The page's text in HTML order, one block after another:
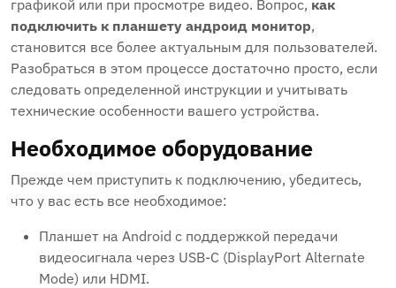
графикой или при просмотре видео. Вопрос, как
подключить к планшету андроид монитор,
становится все более актуальным для пользователей.
Разобраться в этом процессе достаточно просто, если
следовать определенной инструкции и учитывать
технические особенности вашего устройства.
Необходимое оборудование
Прежде чем приступить к подключению, убедитесь,
что у вас есть все необходимое:
Планшет на Android с поддержкой передачи
видеосигнала через USB-C (DisplayPort Alternate
Mode) или HDMI.